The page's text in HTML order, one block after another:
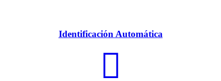
Identificación Automática